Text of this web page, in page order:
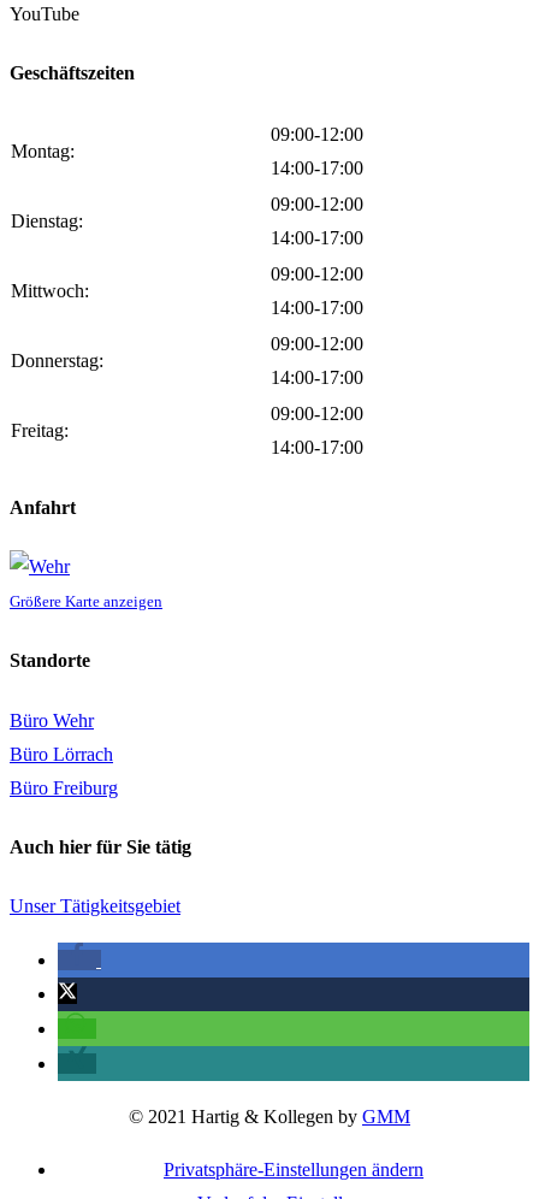
YouTube
Geschäftszeiten
Montag:
09:00-12:00
14:00-17:00
Dienstag:
09:00-12:00
14:00-17:00
Mittwoch:
09:00-12:00
14:00-17:00
Donnerstag:
09:00-12:00
14:00-17:00
Freitag:
09:00-12:00
14:00-17:00
Anfahrt
Größere Karte anzeigen
Standorte
Büro Wehr
Büro Lörrach
Büro Freiburg
Auch hier für Sie tätig
Unser Tätigkeitsgebiet
© 2021 Hartig & Kollegen by GMM
Privatsphäre-Einstellungen ändern